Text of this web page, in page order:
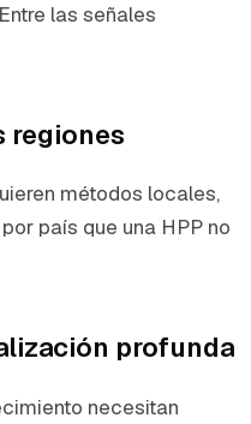
las señales
regiones
métodos locales,
país que una HPP no
profunda
necesitan